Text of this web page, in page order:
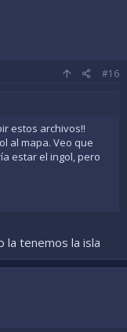
#16
estos archivos!!
al mapa. Veo que
estar el ingol, pero
la tenemos la isla